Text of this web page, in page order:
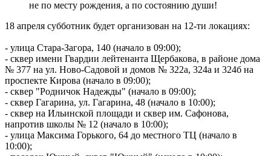
В Отрадненской больнице после капремонта открылся
обновленный терапевтический корпус
06.08.2026 | 18:53
06.08.2026 | 18:46
В Самарской области прошло первое заседание Экспертного
клуба для общественного контроля за выборами
06.08.2026 | 18:26
Тольяттинцев 6 августа приглашают посмотреть кино под
звездами
06.08.2026 | 17:56
16-летний подросток восстанавливается в больнице после
налета БПЛА
06.08.2026 | 17:46
не по месту рождения, а по состоянию души!
18 апреля субботник будет организован на 12-ти локациях:
- улица Стара-Загора, 140 (начало в 09:00);
- сквер имени Гвардии лейтенанта Щербакова, в районе дома
№ 377 на ул. Ново-Садовой и домов № 322а, 324а и 324б на
проспекте Кирова (начало в 09:00);
- сквер "Родничок Надежды" (начало в 09:00);
- сквер Гагарина, ул. Гагарина, 48 (начало в 10:00);
- сквер на Ильинской площади и сквер им. Сафонова,
напротив школы № 12 (начало в 10:00);
- улица Максима Горького, 64 до местного ТЦ (начало в
10:00);